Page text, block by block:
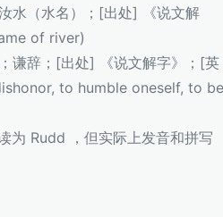
水（水名）；[出处] 《说文解
of river)
谦辞；[出处] 《说文解字》；[英
to humble oneself, to be
为 Rudd ，但实际上发音和拼写